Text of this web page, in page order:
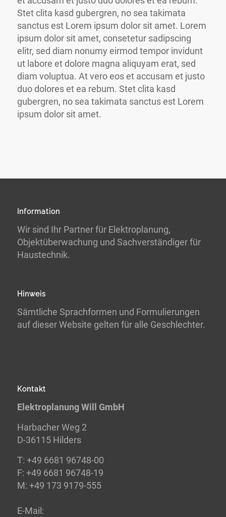
Stet clita kasd gubergren, no sea takimata
sanctus est Lorem ipsum dolor sit amet. Lorem
ipsum dolor sit amet, consetetur sadipscing
elitr, sed diam nonumy eirmod tempor invidunt
ut labore et dolore magna aliquyam erat, sed
diam voluptua. At vero eos et accusam et justo
duo dolores et ea rebum. Stet clita kasd
gubergren, no sea takimata sanctus est Lorem
ipsum dolor sit amet.
Information
Wir sind Ihr Partner für Elektroplanung,
Objektüberwachung und Sachverständiger für
Haustechnik.
Hinweis
Sämtliche Sprachformen und Formulierungen
auf dieser Website gelten für alle Geschlechter.
Kontakt
Elektroplanung Will GmbH
Harbacher Weg 2
D-36115 Hilders
T: +49 6681 96748-00
F: +49 6681 96748-19
M: +49 173 9179-555
E-Mail: